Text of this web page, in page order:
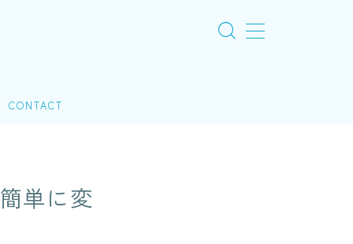
CONTACT
単に変